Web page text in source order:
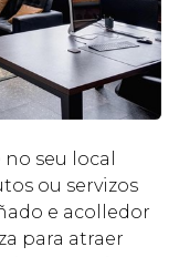
seu local
ou servizos
e acolledor
para atraer